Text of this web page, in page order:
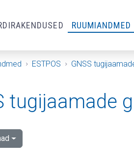
RUUMIANDMED
ESTPOS GNSS
tugijaamade